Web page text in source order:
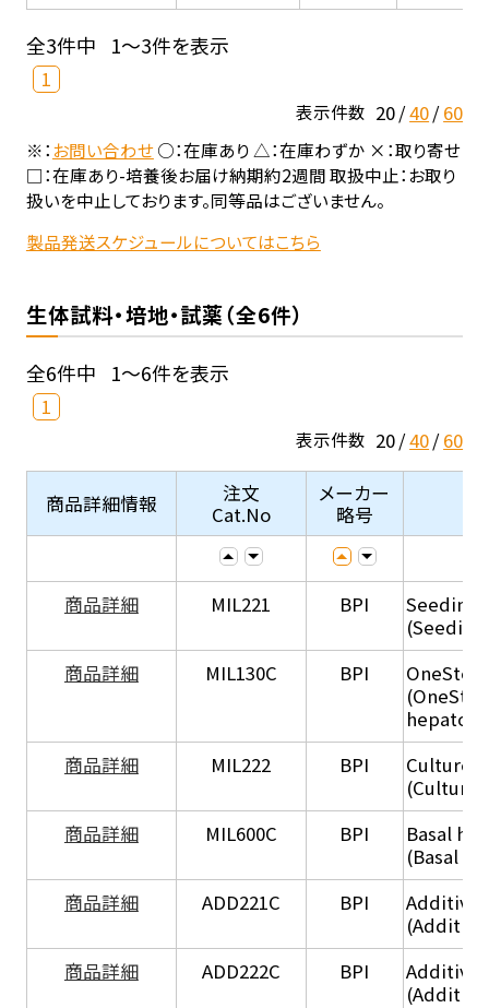
全3件中 1～3件を表示
1
表示件数 20 40 60
※：お問い合わせ○：在庫あり △：在庫わずか ×：取り寄せ
□：在庫あり-培養後お届け納期約2週間 取扱中止：お取り
扱いを中止しております。同等品はございません。
製品発送スケジュールについてはこちら
生体試料・培地・試薬（全6件）
全6件中 1～6件を表示
1
表示件数 20 40 60
商品詳細情報
注文
Cat.No
メーカー
略号
商品詳細 MIL221 BPI
Seeding
商品詳細
MIL130C BPI
商品詳細
MIL222 BPI
Culture
(Culture
商品詳細
MIL600C BPI
Basal
(Basal
商品詳細
ADD221C BPI
商品詳細
ADD222C BPI